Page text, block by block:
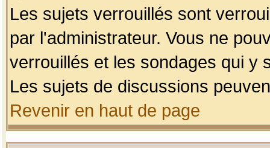
Les sujets verrouillés sont
par l'administrateur. Vous ne
verrouillés et les sondages qui y
Les sujets de discussions
Revenir en haut de page